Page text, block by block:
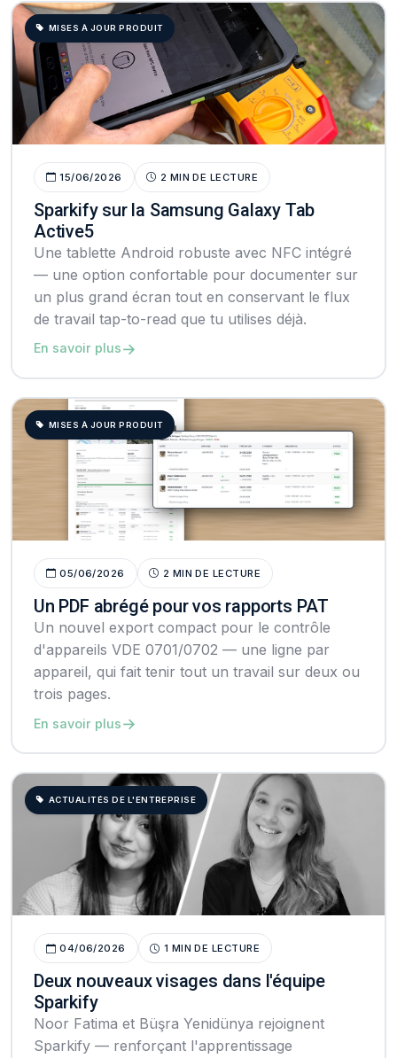
MISES À JOUR PRODUIT
15/06/2026 2 MIN DE LECTURE
Sparkify sur la Samsung Galaxy Tab
Active5
Une tablette Android robuste avec NFC intégré
— une option confortable pour documenter sur
un plus grand écran tout en conservant le flux
de travail tap-to-read que tu utilises déjà.
En savoir plus→
MISES À JOUR PRODUIT
05/06/2026 2 MIN DE LECTURE
Un PDF abrégé pour vos rapports PAT
Un nouvel export compact pour le contrôle
d'appareils VDE 0701/0702 — une ligne par
appareil, qui fait tenir tout un travail sur deux ou
trois pages.
En savoir plus→
ACTUALITÉS DE L'ENTREPRISE
04/06/2026 1 MIN DE LECTURE
Deux nouveaux visages dans l'équipe
Sparkify
Noor Fatima et Büşra Yenidünya rejoignent
Sparkify — renforçant l'apprentissage